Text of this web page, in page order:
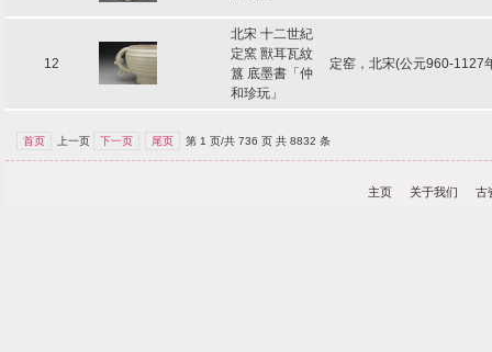
12
北宋 十二世紀
定窯 獸耳瓦紋
簋 底墨書「仲
和珍玩」
定窑，北宋(公元960-1127
首页 上一页 下一页 尾页 第 1 页/共 736 页 共 8832 条
主页 关于我们 古